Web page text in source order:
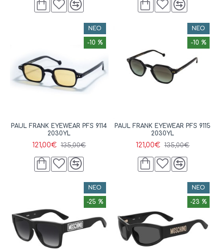
ΝΈΟ
-10 %
PAUL FRANK EYEWEAR PFS 9114
2030YL
121,00€ 135,00€
ΝΈΟ
-10 %
PAUL FRANK EYEWEAR PFS 9115
2030YL
121,00€ 135,00€
ΝΈΟ
-25 %
ΝΈΟ
-23 %